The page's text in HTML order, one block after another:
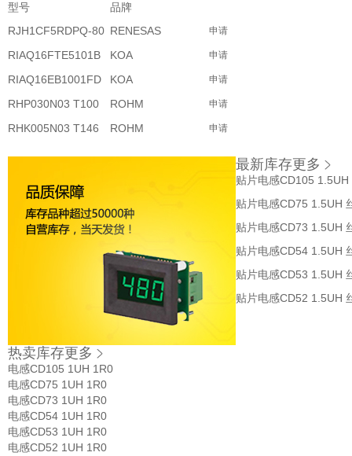
型号
品牌
RJH1CF5RDPQ-80 RENESAS 申请
RIAQ16FTE5101B KOA 申请
RIAQ16EB1001FD KOA 申请
RHP030N03 T100 ROHM 申请
RHK005N03 T146 ROHM 申请
最新库存更多
贴片电感CD105 1.5UH
贴片电感CD75 1.5UH
贴片电感CD73 1.5UH
贴片电感CD54 1.5UH
贴片电感CD53 1.5UH
贴片电感CD52 1.5UH
热卖库存更多
电感CD105 1UH 1R0
电感CD75 1UH 1R0
电感CD73 1UH 1R0
电感CD54 1UH 1R0
电感CD53 1UH 1R0
电感CD52 1UH 1R0